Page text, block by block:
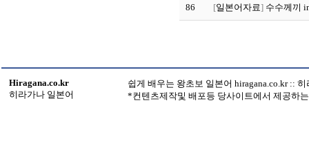
86 [일본어자료] 수수께끼
Hiragana.co.kr
히라가나 일본어
쉽게 배우는 왕초보 일본어 hiragana.co.kr ::
*컨텐츠제작및 배포등 당사이트에서 제공하